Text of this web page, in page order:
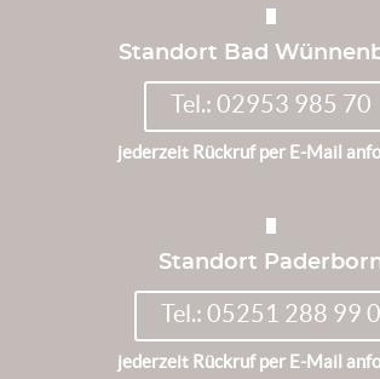
Standort Bad
Tel.: 02953 985 70
jederzeit Rückruf per E-Mail
Standort
Tel.: 05251 288 99 0
jederzeit Rückruf per E-Mail